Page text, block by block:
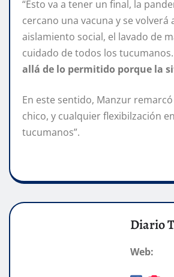
“Esto va a tener un final, la
cercano una vacuna y se
aislamiento social, el lavado de
cuidado de todos los tucumanos.
allá de lo permitido porque la
En este sentido, Manzur
chico, y cualquier flexibilzación
tucumanos”.
Diario
Web: